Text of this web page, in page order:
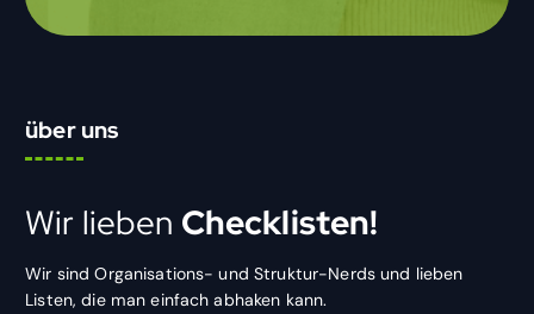
über uns
Wir lieben Checklisten!
Wir sind Organisations- und Struktur-Nerds und lieben
Listen, die man einfach abhaken kann.